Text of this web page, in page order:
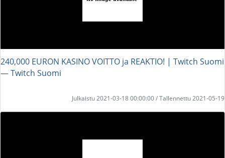
240,000 EURON KASINO VOITTO ja REAKTIO! | Twitch Suomi
― Twitch Suomi
Julkaistu 2021-03-18 00:00:00 / Tallennettu 2021-05-19